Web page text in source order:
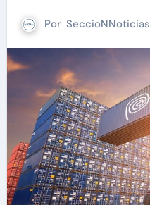
Por SeccioNNoticias